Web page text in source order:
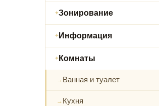
Зонирование
Информация
Комнаты
Ванная и туалет
Кухня